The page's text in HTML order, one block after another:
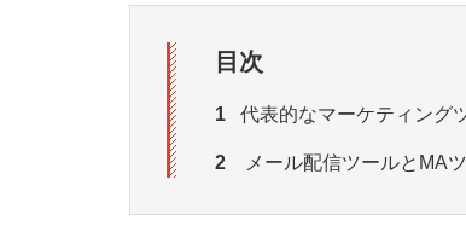
目次
1 代表的なマーケティング
2 メール配信ツールとMA